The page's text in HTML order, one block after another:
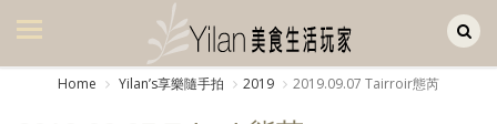
美食集
Home Yilanʼs享樂隨手拍 2019 2019.09.07 Tairroir態芮